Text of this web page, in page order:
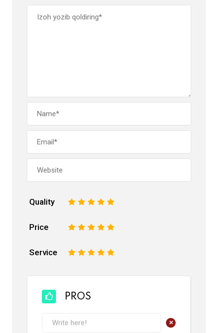
Quality 5
4
3
2
Price 5
4
3
2
Service 5
4
3
2
PROS
+